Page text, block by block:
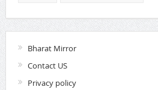
Bharat Mirror
Contact US
Privacy policy